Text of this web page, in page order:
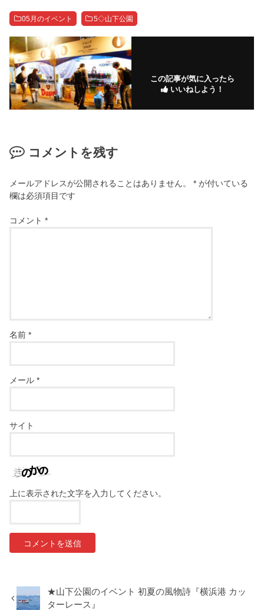
05月のイベント 5◇山下公園
この記事が気に入ったら
いいねしよう！
コメントを残す
メールアドレスが公開されることはありません。 * が付いている
欄は必須項目です
コメント*
名前*
メール*
サイト
上に表示された文字を入力してください。
★山下公園のイベント 初夏の風物詩『横浜港 カッ
ターレース』